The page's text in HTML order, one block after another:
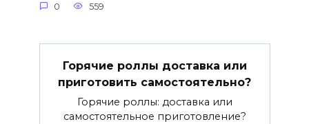
0 559
Горячие роллы доставка или
приготовить самостоятельно?
Горячие роллы: доставка или
самостоятельное приготовление?